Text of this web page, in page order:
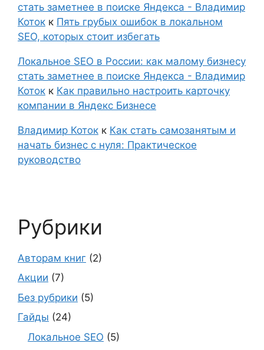
стать заметнее в поиске Яндекса - Владимир
Коток к Пять грубых ошибок в локальном
SEO, которых стоит избегать
Локальное SEO в России: как малому бизнесу
стать заметнее в поиске Яндекса - Владимир
Коток к Как правильно настроить карточку
компании в Яндекс Бизнесе
Владимир Коток к Как стать самозанятым и
начать бизнес с нуля: Практическое
руководство
Рубрики
Авторам книг (2)
Акции (7)
Без рубрики (5)
Гайды (24)
Локальное SEO (5)